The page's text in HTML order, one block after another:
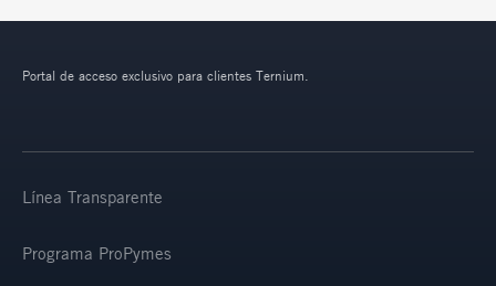
Portal de acceso exclusivo para clientes Ternium.
Línea Transparente
Programa ProPymes